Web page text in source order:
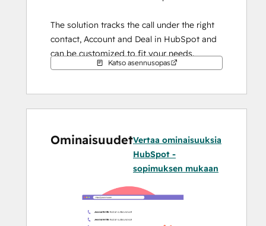
The solution tracks the call under the right
contact, Account and Deal in HubSpot and
can be customized to fit your needs.
Salestrail captures every call—SIM and
into your CRM, automating CRM data entry,
reducing manual input and enhancing
As the solution does not require cloud
telephony, you keep your current number
Katso asennusopas
OminaisuudetVertaa ominaisuuksia
HubSpot -
sopimuksen mukaan